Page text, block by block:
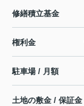
修繕積立基金
権利金
駐車場 / 月額
土地の敷金 / 保証金